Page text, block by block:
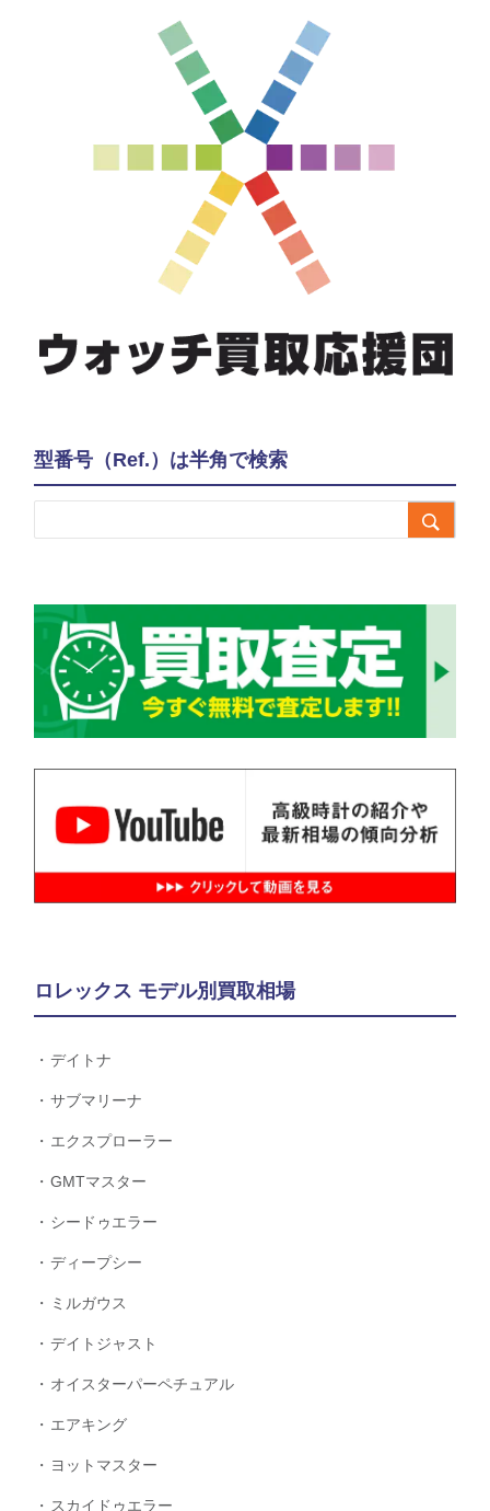
型番号（Ref.）は半角で検索

ロレックス モデル別買取相場
デイトナ
サブマリーナ
エクスプローラー
GMTマスター
シードゥエラー
ディープシー
ミルガウス
デイトジャスト
オイスターパーペチュアル
エアキング
ヨットマスター
スカイドゥエラー